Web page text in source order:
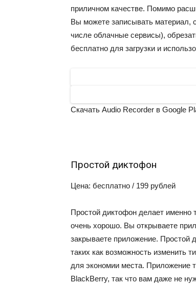
приличном качестве. Помимо
Вы можете записывать материал,
числе облачные сервисы),
бесплатно для загрузки и
Скачать Audio Recorder в Google
Простой диктофон
Цена: бесплатно / 199 рублей
Простой диктофон делает именно
очень хорошо. Вы открываете
закрываете приложение. Простой
таких как возможность изменить
для экономии места. Приложение
BlackBerry, так что вам даже не